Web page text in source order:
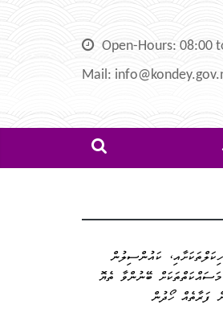
Open-Hours: 08:00
Mail:
ކައުންސިލުން
ބޭނުންވާ ތެޔޮ
ފަރާތެއް ހޯދުން